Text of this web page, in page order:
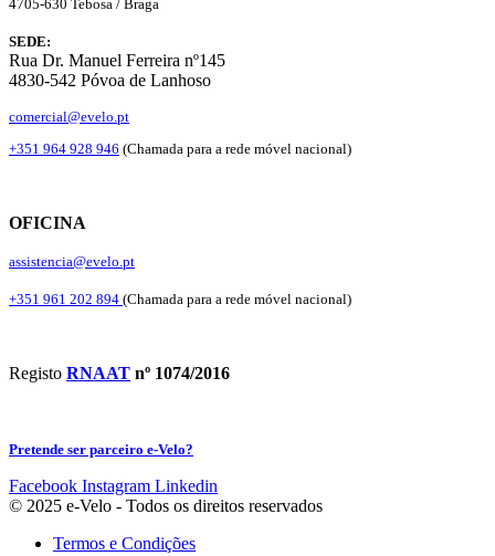
4705-630 Tebosa / Braga
SEDE:
Rua Dr. Manuel Ferreira nº145
4830-542 Póvoa de Lanhoso
comercial@evelo.pt
+351 964 928 946 (Chamada para a rede móvel nacional)
OFICINA
assistencia@evelo.pt
+351 961 202 894 (Chamada para a rede móvel nacional)
Registo RNAAT nº 1074/2016
Pretende ser parceiro e-Velo?
Facebook Instagram Linkedin
© 2025 e-Velo - Todos os direitos reservados
Termos e Condições